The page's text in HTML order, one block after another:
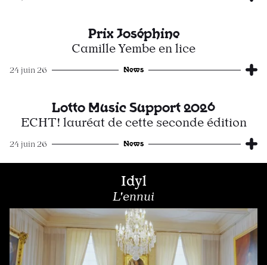
Prix Joséphine
Camille Yembe en lice
24 juin 26 News
Lotto Music Support 2026
ECHT! lauréat de cette seconde édition
24 juin 26 News
Idyl
L'ennui